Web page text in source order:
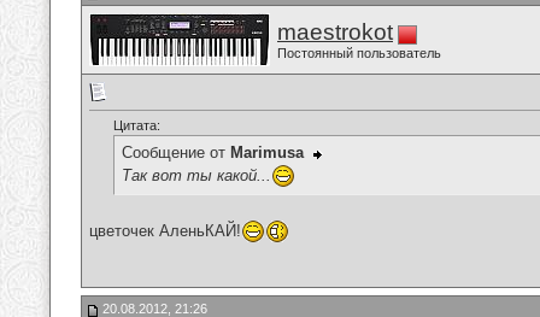
maestrokot
Постоянный пользователь
Цитата:
Сообщение от Marimusa
Так вот ты какой...
цветочек АленьКАЙ!
20.08.2012, 21:26